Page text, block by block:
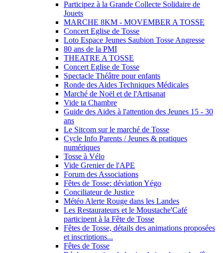
Participez à la Grande Collecte Solidaire de
Jouets
MARCHE 8KM - MOVEMBER A TOSSE
Concert Eglise de Tosse
Loto Espace Jeunes Saubion Tosse Angresse
80 ans de la PMI
THEATRE A TOSSE
Concert Eglise de Tosse
Spectacle Théâtre pour enfants
Ronde des Aides Techniques Médicales
Marché de Noël et de l'Artisanat
Vide ta Chambre
Guide des Aides à l'attention des Jeunes 15 - 30
ans
Le Sitcom sur le marché de Tosse
Cycle Info Parents / Jeunes & pratiques
numériques
Tosse à Vélo
Vide Grenier de l'APE
Forum des Associations
Fêtes de Tosse: déviation Yégo
Conciliateur de Justice
Météo Alerte Rouge dans les Landes
Les Restaurateurs et le Moustache'Café
participent à la Fête de Tosse
Fêtes de Tosse, détails des animations proposées
et inscriptions...
Fêtes de Tosse